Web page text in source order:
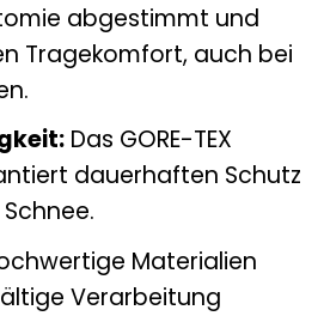
abgestimmt und
Tragekomfort, auch bei
Das GORE-TEX
dauerhaften Schutz
Materialien
Verarbeitung